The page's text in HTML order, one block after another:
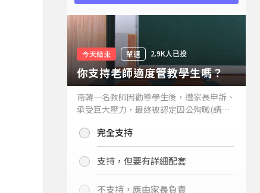
今天結束 單選 2.9K人已投
你支持老師適度管教學生嗎？
南韓一名教師因勸導學生後，遭家長申訴、
承受巨大壓力，最終被認定因公殉職(請見
你支持老師適度管教學生嗎？
完全支持
支持，但要有詳細配套
不支持，應由家長負責